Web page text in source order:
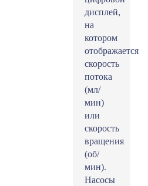
дисплей,
на
котором
отображается
скорость
потока
(мл/
мин)
или
скорость
вращения
(об/
мин).
Насосы